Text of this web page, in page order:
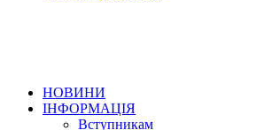
НОВИНИ
ІНФОРМАЦІЯ
Вступникам